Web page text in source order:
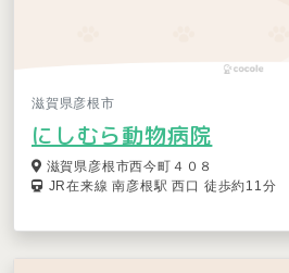
滋賀県彦根市
にしむら動物病院
滋賀県彦根市西今町４０８
JR在来線 南彦根駅 西口 徒歩約11分